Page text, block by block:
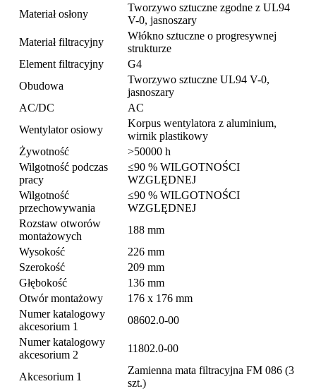
Materiał osłony
Tworzywo sztuczne zgodne z UL94
V-0, jasnoszary
Materiał filtracyjny
Włókno sztuczne o progresywnej
strukturze
Element filtracyjny
G4
Obudowa
Tworzywo sztuczne UL94 V-0,
jasnoszary
AC/DC
AC
Wentylator osiowy
Korpus wentylatora z aluminium,
wirnik plastikowy
Żywotność
>50000 h
Wilgotność podczas
pracy
≤90 % WILGOTNOŚCI
WZGLĘDNEJ
Wilgotność
przechowywania
≤90 % WILGOTNOŚCI
WZGLĘDNEJ
Rozstaw otworów
montażowych
188 mm
Wysokość
226 mm
Szerokość
209 mm
Głębokość
136 mm
Otwór montażowy
176 x 176 mm
Numer katalogowy
akcesorium 1
08602.0-00
Numer katalogowy
akcesorium 2
11802.0-00
Akcesorium 1
Zamienna mata filtracyjna FM 086 (3
szt.)